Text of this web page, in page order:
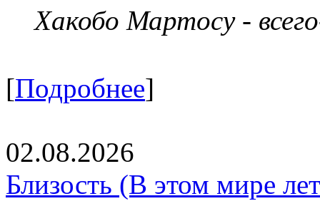
Хакобо Мартосу -
[Подробнее]
02.08.2026
Близость (В этом мире